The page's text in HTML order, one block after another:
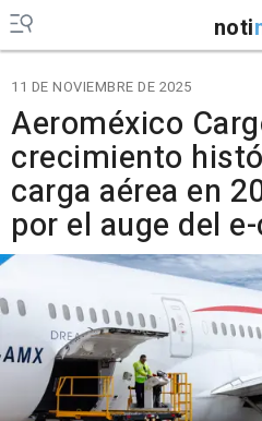
noti
11 DE NOVIEMBRE DE 2025
Aeroméxico
crecimiento
carga aérea en
por el auge del